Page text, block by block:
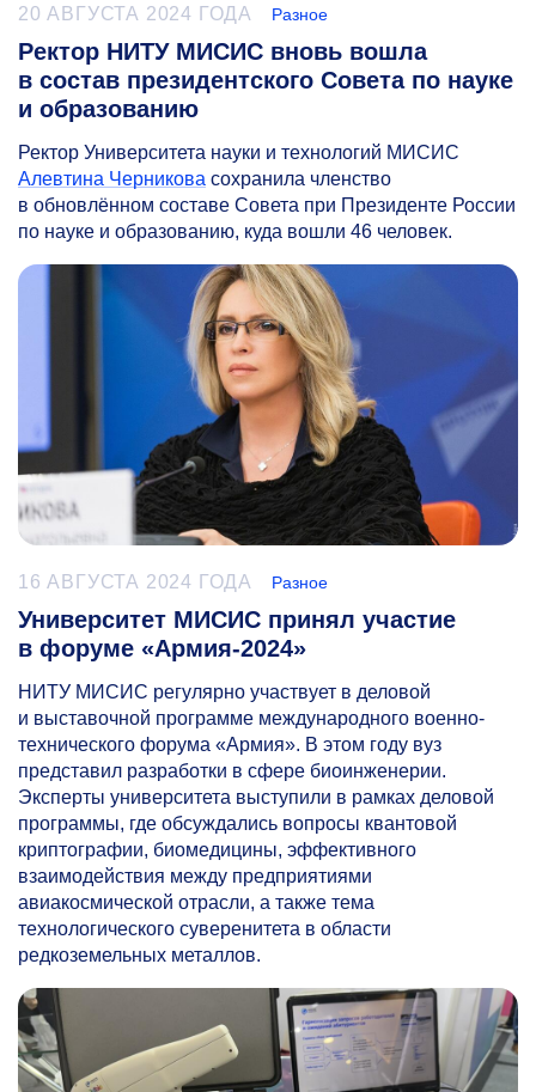
20 АВГУСТА 2024 ГОДА Разное
Ректор НИТУ МИСИС вновь вошла
в состав президентского Совета по науке
и образованию
Ректор Университета науки и технологий МИСИС
Алевтина Черникова сохранила членство
в обновлённом составе Совета при Президенте России
по науке и образованию, куда вошли 46 человек.
16 АВГУСТА 2024 ГОДА Разное
Университет МИСИС принял участие
в форуме «Армия-2024»
НИТУ МИСИС регулярно участвует в деловой
и выставочной программе международного военно-
технического форума «Армия». В этом году вуз
представил разработки в сфере биоинженерии.
Эксперты университета выступили в рамках деловой
программы, где обсуждались вопросы квантовой
криптографии, биомедицины, эффективного
взаимодействия между предприятиями
авиакосмической отрасли, а также тема
технологического суверенитета в области
редкоземельных металлов.